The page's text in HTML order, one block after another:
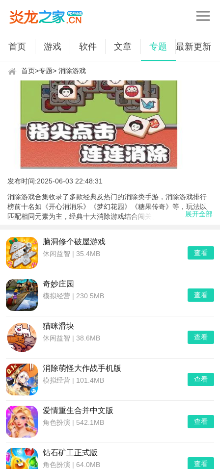
首页 游戏 软件 文章 专题 最新更新
首页>专题> 消除游戏
发布时间:2025-06-03 22:48:31
消除游戏合集收录了多款经典及热门的消除类手游，消除游戏排行
榜前十名如《开心消消乐》《梦幻花园》《糖果传奇》等，玩法以
匹配相同元素为主，经典十大消除游戏结合闯关、道具和策略元
多种类型，部分游戏还融入了剧情、装扮或模拟经营玩法，增加趣
味性。消除红包游戏2025大全内的游戏大多画面精美、操作简单，
适合全年龄段玩家，部分支持社交功能，可与好友比拼分数或互助
闯关。但需注意部分游戏含内购或广告，建议合理消费。这类合集
展开全部
脑洞修个破屋游戏
休闲益智 | 35.4MB 查看
奇妙庄园
模拟经营 | 230.5MB 查看
猫咪滑块
休闲益智 | 38.6MB 查看
消除萌怪大作战手机版
模拟经营 | 101.4MB 查看
爱情重生合并中文版
角色扮演 | 542.1MB 查看
钻石矿工正式版
角色扮演 | 64.0MB 查看